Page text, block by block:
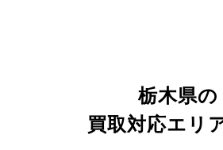
栃木県の
買取対応エリ